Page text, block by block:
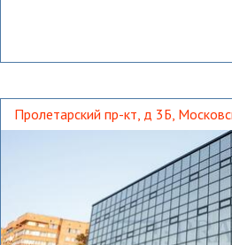
Пролетарский пр-кт, д 3Б,